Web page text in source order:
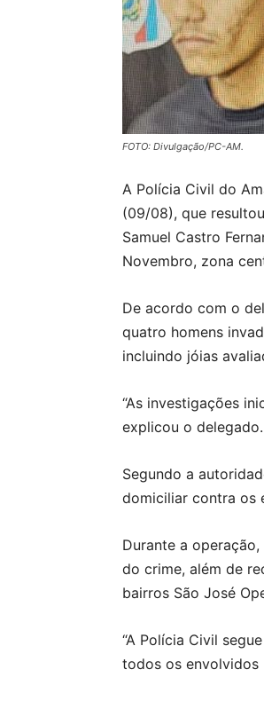
FOTO: Divulgação/PC-AM.
A Polícia Civil do
(09/08), que
Samuel Castro
Novembro, zona
De acordo com o
quatro homens
incluindo jóias
“As investigações
explicou o
Segundo a
domiciliar contra os
Durante a
do crime, além de
bairros São José
“A Polícia Civil
todos os envolvidos